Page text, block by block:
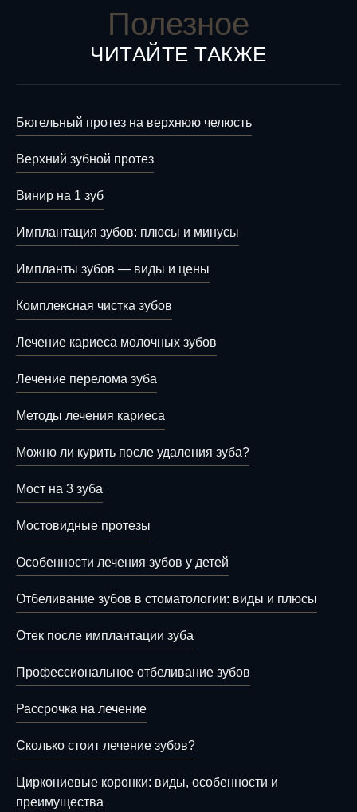
ЧИТАЙТЕ ТАКЖЕ
Полезное
Бюгельный протез на верхнюю челюсть
Верхний зубной протез
Винир на 1 зуб
Имплантация зубов: плюсы и минусы
Импланты зубов — виды и цены
Комплексная чистка зубов
Лечение кариеса молочных зубов
Лечение перелома зуба
Методы лечения кариеса
Можно ли курить после удаления зуба?
Мост на 3 зуба
Мостовидные протезы
Особенности лечения зубов у детей
Отбеливание зубов в стоматологии: виды и плюсы
Отек после имплантации зуба
Профессиональное отбеливание зубов
Рассрочка на лечение
Сколько стоит лечение зубов?
Циркониевые коронки: виды, особенности и
преимущества